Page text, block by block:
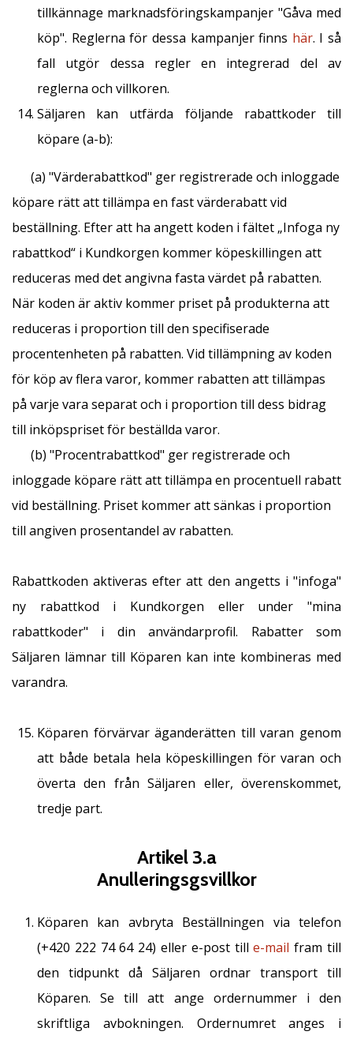
tillkännage marknadsföringskampanjer "Gåva med
köp". Reglerna för dessa kampanjer finns här. I så
fall utgör dessa regler en integrerad del av
reglerna och villkoren.
Säljaren kan utfärda följande rabattkoder till
köpare (a-b):
(a) "Värderabattkod" ger registrerade och inloggade
köpare rätt att tillämpa en fast värderabatt vid
beställning. Efter att ha angett koden i fältet „Infoga ny
rabattkod“ i Kundkorgen kommer köpeskillingen att
reduceras med det angivna fasta värdet på rabatten.
När koden är aktiv kommer priset på produkterna att
reduceras i proportion till den specifiserade
procentenheten på rabatten. Vid tillämpning av koden
för köp av flera varor, kommer rabatten att tillämpas
på varje vara separat och i proportion till dess bidrag
till inköpspriset för beställda varor.
(b) "Procentrabattkod" ger registrerade och
inloggade köpare rätt att tillämpa en procentuell rabatt
vid beställning. Priset kommer att sänkas i proportion
till angiven prosentandel av rabatten.
Rabattkoden aktiveras efter att den angetts i "infoga"
ny rabattkod i Kundkorgen eller under "mina
rabattkoder" i din användarprofil. Rabatter som
Säljaren lämnar till Köparen kan inte kombineras med
varandra.
Köparen förvärvar äganderätten till varan genom
att både betala hela köpeskillingen för varan och
överta den från Säljaren eller, överenskommet,
tredje part.
Artikel 3.a
Anulleringsgsvillkor
Köparen kan avbryta Beställningen via telefon
(+420 222 74 64 24) eller e-post tille-mail fram till
den tidpunkt då Säljaren ordnar transport till
Köparen. Se till att ange ordernummer i den
skriftliga avbokningen. Ordernumret anges i